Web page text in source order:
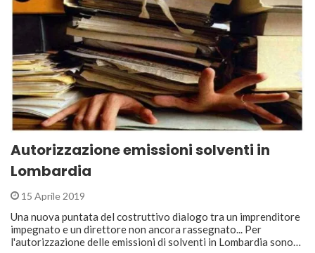
Autorizzazione emissioni solventi in
Lombardia
15 Aprile 2019
Una nuova puntata del costruttivo dialogo tra un imprenditore
impegnato e un direttore non ancora rassegnato... Per
l'autorizzazione delle emissioni di solventi in Lombardia sono…